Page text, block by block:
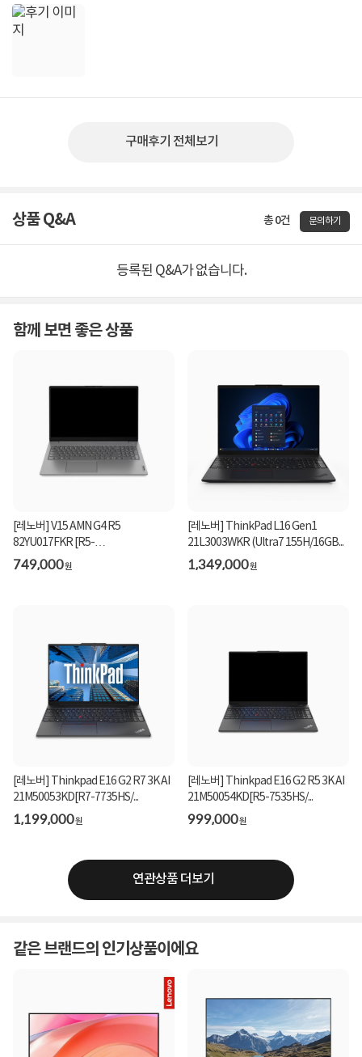
구매후기 전체보기
상품 Q&A 총 0건 문의하기
등록된 Q&A가 없습니다.
함께 보면 좋은 상품
[레노버] V15 AMN G4 R5
82YU017FKR [R5-
7520U/16G/256GB/F...
749,000원
[레노버] ThinkPad L16 Gen1
21L3003WKR (Ultra7 155H/16GB...
1,349,000원
[레노버] Thinkpad E16 G2 R7 3K AI
21M50053KD[R7-7735HS/...
1,199,000원
[레노버] Thinkpad E16 G2 R5 3K AI
21M50054KD[R5-7535HS/...
999,000원
연관상품 더보기
같은 브랜드의 인기상품이에요